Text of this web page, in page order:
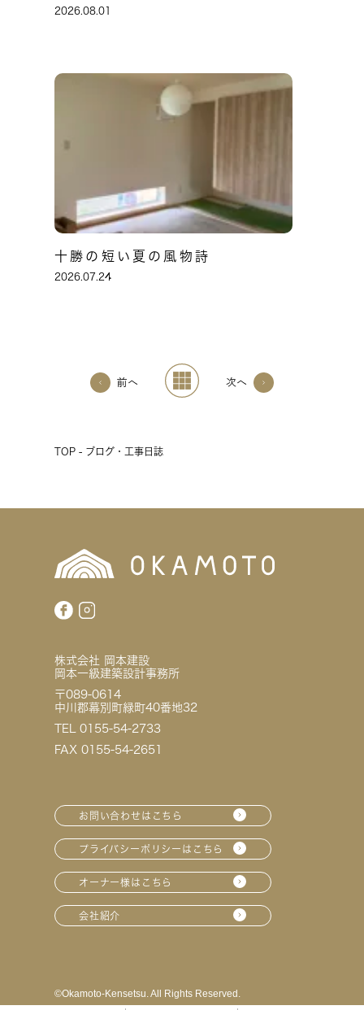
2026.08.01
十勝の短い夏の風物詩
2026.07.24
前へ 次へ
TOP - ブログ・工事日誌
株式会社 岡本建設
岡本一級建築設計事務所
〒089-0614
中川郡幕別町緑町40番地32
TEL 0155-54-2733
FAX 0155-54-2651
お問い合わせはこちら
プライバシーポリシーはこちら
オーナー様はこちら
会社紹介
©︎Okamoto-Kensetsu. All Rights Reserved.